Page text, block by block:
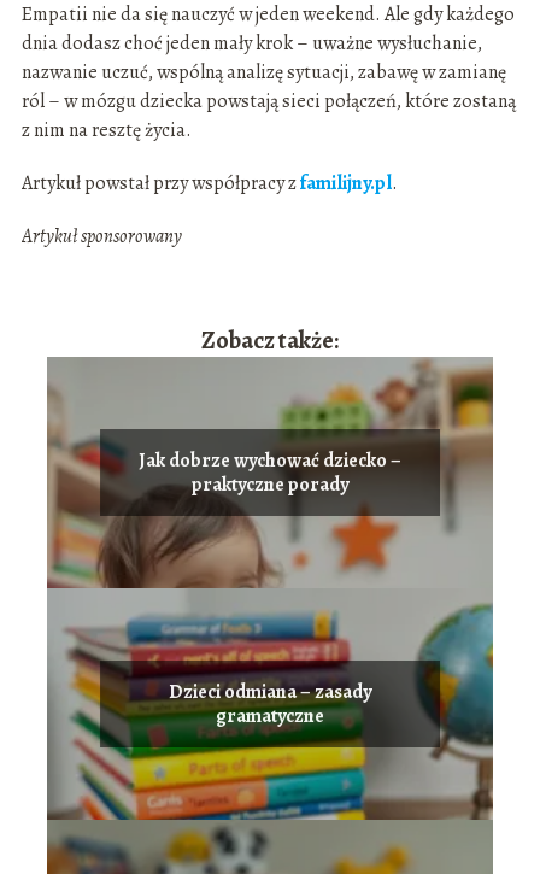
Empatii nie da się nauczyć w jeden weekend. Ale gdy każdego
dnia dodasz choć jeden mały krok – uważne wysłuchanie,
nazwanie uczuć, wspólną analizę sytuacji, zabawę w zamianę
ról – w mózgu dziecka powstają sieci połączeń, które zostaną
z nim na resztę życia.
Artykuł powstał przy współpracy zfamilijny.pl.
Artykuł sponsorowany
Zobacz także:
Jak dobrze wychować dziecko –
praktyczne porady
Dzieci odmiana – zasady
gramatyczne